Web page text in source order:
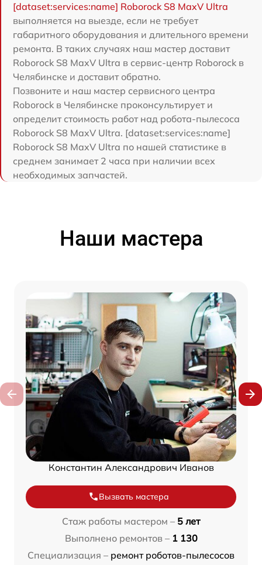
[dataset:services:name] Roborock S8 MaxV Ultra
выполняется на выезде, если не требует
габаритного оборудования и длительного времени
ремонта. В таких случаях наш мастер доставит
Roborock S8 MaxV Ultra в сервис-центр Roborock в
Челябинске и доставит обратно.
Позвоните и наш мастер сервисного центра
Roborock в Челябинске проконсультирует и
определит стоимость работ над робота-пылесоса
Roborock S8 MaxV Ultra. [dataset:services:name]
Roborock S8 MaxV Ultra по нашей статистике в
среднем занимает 2 часа при наличии всех
необходимых запчастей.
Наши мастера
Константин Александрович Иванов
Вызвать мастера
Стаж работы мастером – 5 лет
Выполнено ремонтов – 1 130
Специализация – ремонт роботов-пылесосов